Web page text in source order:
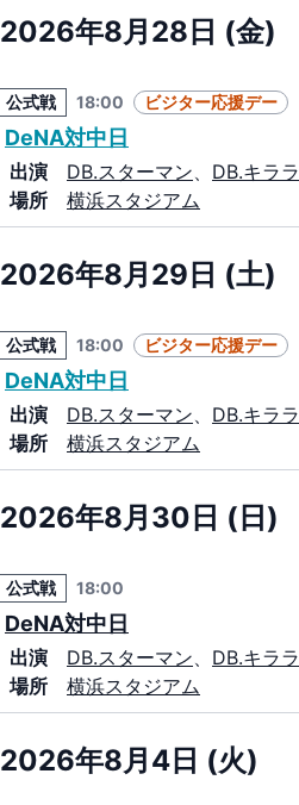
2026年8月28日 (金)
公式戦 18:00 ビジター応援デー
DeNA対中日
出演 DB.スターマン、 DB.キララ
場所
横浜スタジアム
2026年8月29日 (土)
公式戦 18:00 ビジター応援デー
DeNA対中日
出演 DB.スターマン、 DB.キララ
場所
横浜スタジアム
2026年8月30日 (日)
公式戦 18:00
DeNA対中日
出演 DB.スターマン、 DB.キララ
場所
横浜スタジアム
2026年8月4日 (火)